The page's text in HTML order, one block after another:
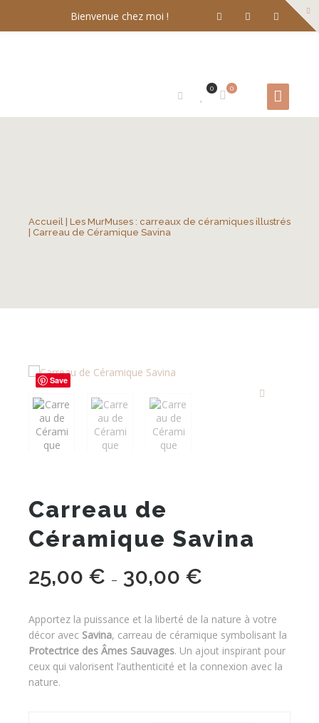
Bienvenue chez moi !
0
0
Accueil Les MurMuses : carreaux de céramiques illustrés
| Carreau de Céramique Savina
Save
Carreau de
Céramique Savina
25,00 € – 30,00 €
prix :
25,00 €
à
30,00 €
Apportez la puissance et la liberté de la nature à votre
décor avec Savina, carreau de céramique symbolisant la
Protectrice des Âmes Sauvages. Un ajout inspirant pour
ceux qui valorisent l’authenticité et la connexion avec la
nature.